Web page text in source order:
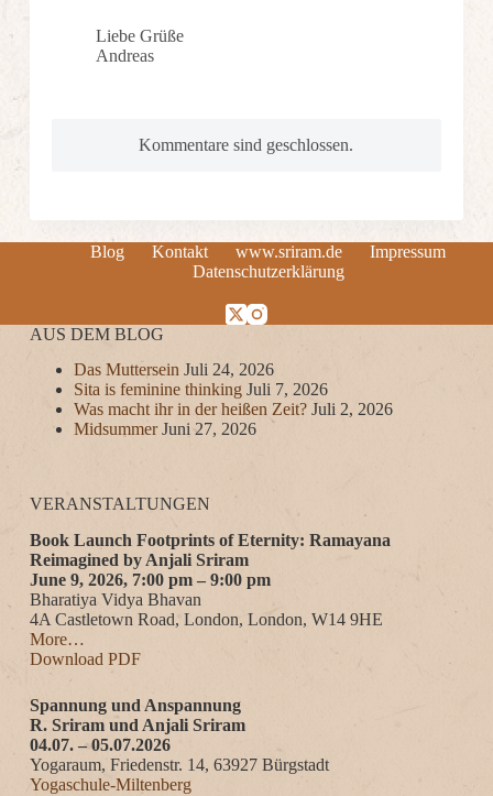
Liebe Grüße
Andreas
Kommentare sind geschlossen.
Blog Kontakt www.sriram.de
Impressum
Datenschutzerklärung
AUS DEM BLOG
Das Muttersein Juli 24, 2026
Sita is feminine thinking Juli 7, 2026
Was macht ihr in der heißen Zeit? Juli 2, 2026
Midsummer Juni 27, 2026
VERANSTALTUNGEN
Book Launch Footprints of Eternity: Ramayana
Reimagined by Anjali Sriram
June 9, 2026, 7:00 pm – 9:00 pm
Bharatiya Vidya Bhavan
4A Castletown Road, London, London, W14 9HE
More…
Download PDF
Spannung und Anspannung
R. Sriram und Anjali Sriram
04.07. – 05.07.2026
Yogaraum, Friedenstr. 14, 63927 Bürgstadt
Yogaschule-Miltenberg